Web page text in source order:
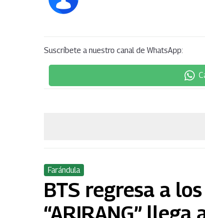
Suscríbete a nuestro canal de WhatsApp:
Farándula
BTS regresa a
“ARIRANG”